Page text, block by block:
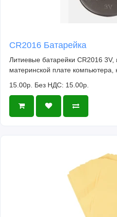
CR2016 Батарейка
Литиевые батарейки CR2016 3V,
материнской плате компьютера,
15.00р. Без НДС: 15.00р.